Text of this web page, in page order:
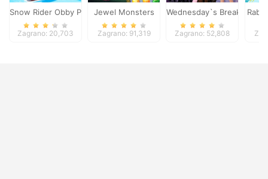
Snow Rider Obby Parkour
Zagrano: 20,703
Jewel Monsters
Zagrano: 91,319
Wednesday`s Breakup
Zagrano: 52,808